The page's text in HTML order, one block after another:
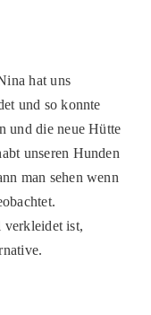
hat uns
und so konnte
und die neue Hütte
unseren Hunden
man sehen wenn
ist,